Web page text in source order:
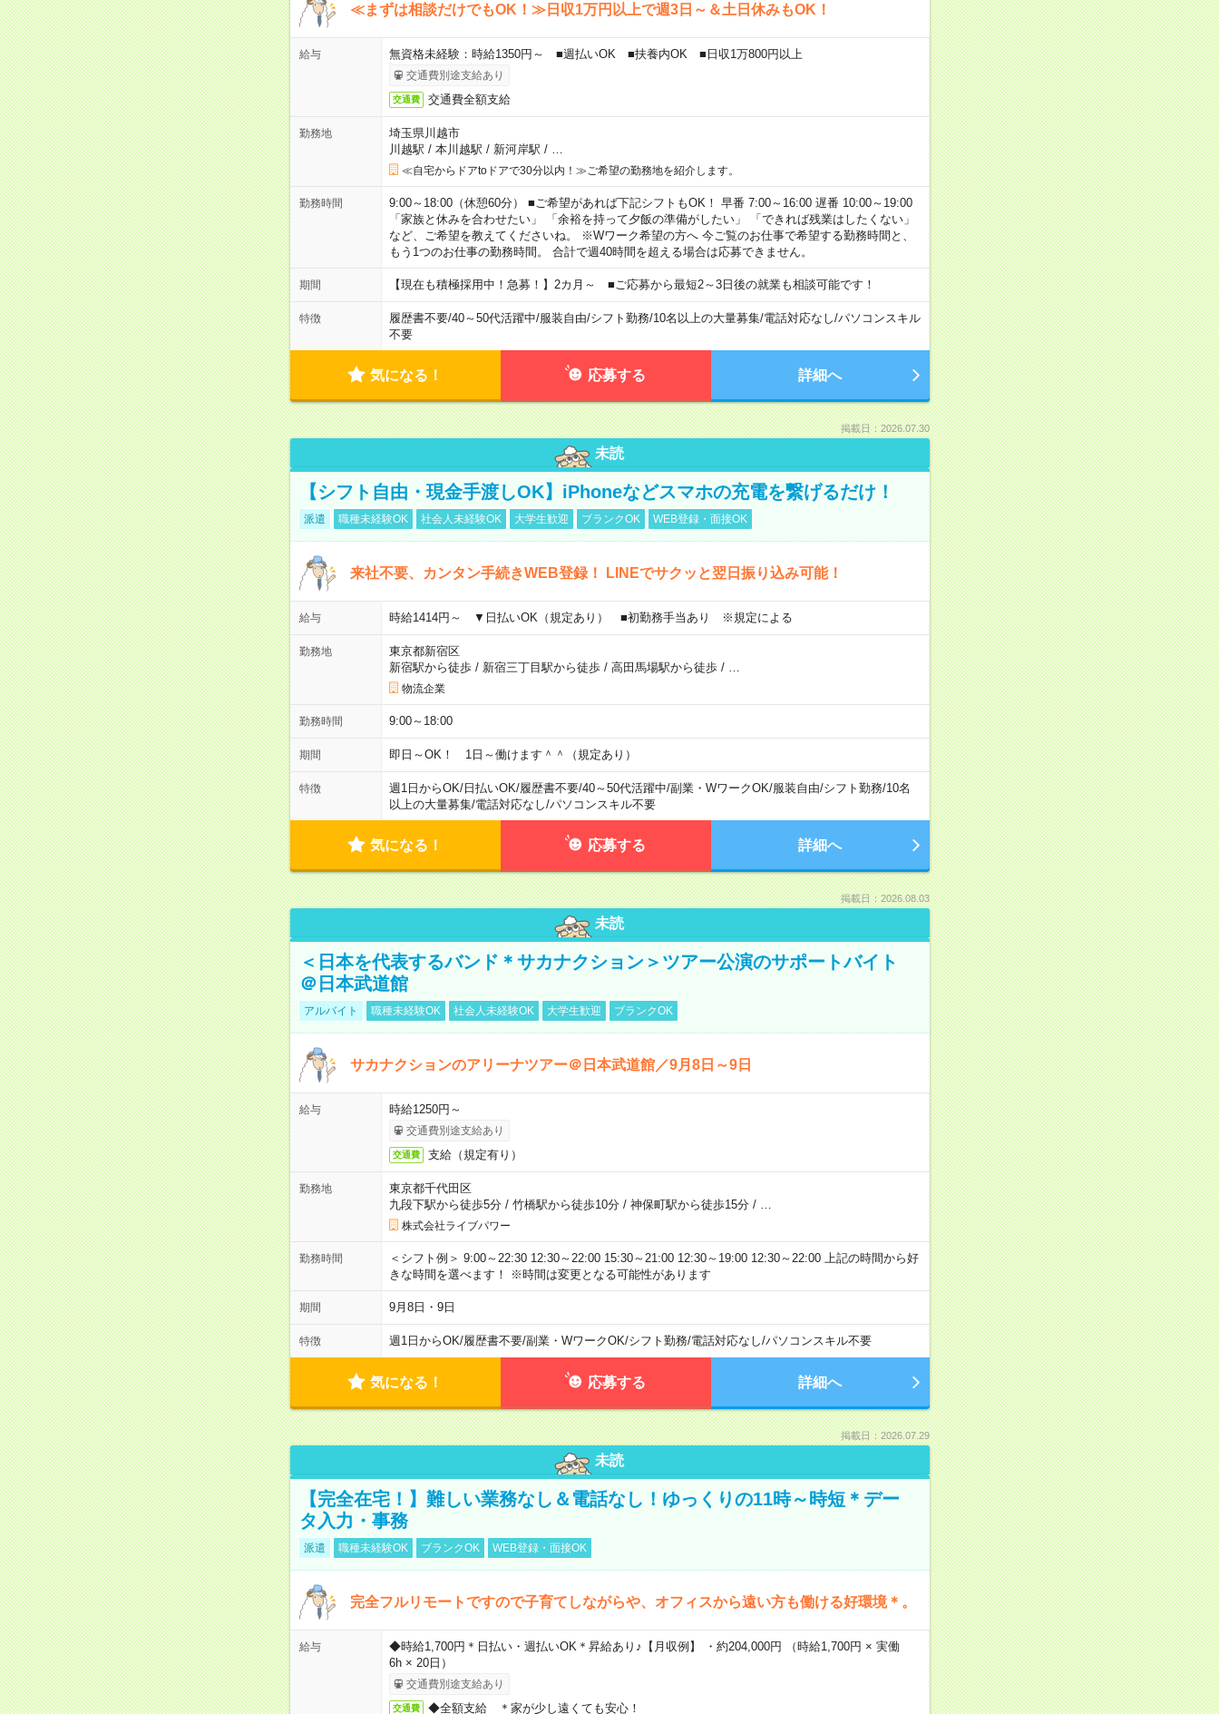
≪まずは相談だけでもOK！≫日収1万円以上で週3日～＆土日休みもOK！
給与 無資格未経験：時給1350円～ ■週払いOK ■扶養内OK ■日収1万800円以上
交通費別途支給あり
交通費 交通費全額支給
勤務地
埼玉県川越市
川越駅 / 本川越駅 / 新河岸駅 /
≪自宅からドアtoドアで30分以内！≫ご希望の勤務地を紹介します。
勤務時間
9:00～18:00（休憩60分） ■ご希望があれば下記シフトもOK！ 早番 7:00～16:00 遅番 10:00～19:00
「家族と休みを合わせたい」 「余裕を持って夕飯の準備がしたい」 「できれば残業はしたくない」
など、ご希望を教えてくださいね。 ※Wワーク希望の方へ 今ご覧のお仕事で希望する勤務時間と、
もう1つのお仕事の勤務時間。 合計で週40時間を超える場合は応募できません。
期間 【現在も積極採用中！急募！】2カ月～ ■ご応募から最短2～3日後の就業も相談可能です！
特徴 履歴書不要/40～50代活躍中/服装自由/シフト勤務/10名以上の大量募集/電話対応なし/パソコンスキル
不要
気になる！ 応募する 詳細へ
掲載日：2026.07.30
未読
【シフト自由・現金手渡しOK】iPhoneなどスマホの充電を繋げるだけ！
派遣 職種未経験OK 社会人未経験OK 大学生歓迎 ブランクOK WEB登録・面接OK
来社不要、カンタン手続きWEB登録！ LINEでサクッと翌日振り込み可能！
給与 時給1414円～ ▼日払いOK（規定あり） ■初勤務手当あり ※規定による
勤務地
東京都新宿区
新宿駅から徒歩/ 新宿三丁目駅から徒歩/ 高田馬場駅から徒歩/
物流企業
勤務時間 9:00～18:00
期間 即日～OK！ 1日～働けます＾＾（規定あり）
特徴 週1日からOK/日払いOK/履歴書不要/40～50代活躍中/副業・WワークOK/服装自由/シフト勤務/10名
以上の大量募集/電話対応なし/パソコンスキル不要
気になる！ 応募する 詳細へ
掲載日：2026.08.03
未読
＜日本を代表するバンド＊サカナクション＞ツアー公演のサポートバイト
＠日本武道館
アルバイト 職種未経験OK 社会人未経験OK 大学生歓迎 ブランクOK
サカナクションのアリーナツアー＠日本武道館／9月8日～9日
給与 時給1250円～
交通費別途支給あり
交通費 支給（規定有り）
勤務地
東京都千代田区
九段下駅から徒歩5分/ 竹橋駅から徒歩10分/ 神保町駅から徒歩15分/
株式会社ライブパワー
勤務時間
＜シフト例＞ 9:00～22:30 12:30～22:00 15:30～21:00 12:30～19:00 12:30～22:00 上記の時間から好
きな時間を選べます！ ※時間は変更となる可能性があります
期間 9月8日・9日
特徴 週1日からOK/履歴書不要/副業・WワークOK/シフト勤務/電話対応なし/パソコンスキル不要
気になる！ 応募する 詳細へ
掲載日：2026.07.29
未読
【完全在宅！】難しい業務なし＆電話なし！ゆっくりの11時～時短＊デー
タ入力・事務
派遣 職種未経験OK ブランクOK WEB登録・面接OK
完全フルリモートですので子育てしながらや、オフィスから遠い方も働ける好環境＊。
給与
◆時給1,700円＊日払い・週払いOK＊昇給あり♪【月収例】 ・約204,000円 （時給1,700円 × 実働
6h × 20日）
交通費別途支給あり
交通費 ◆全額支給 ＊家が少し遠くても安心！